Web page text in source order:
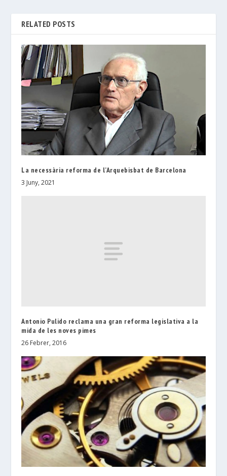
RELATED POSTS
La necessària reforma de l’Arquebisbat de Barcelona
3 Juny, 2021
Antonio Pulido reclama una gran reforma legislativa a la
mida de les noves pimes
26 Febrer, 2016